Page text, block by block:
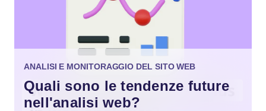
ANALISI E MONITORAGGIO DEL SITO WEB
Quali sono le tendenze future
nell'analisi web?